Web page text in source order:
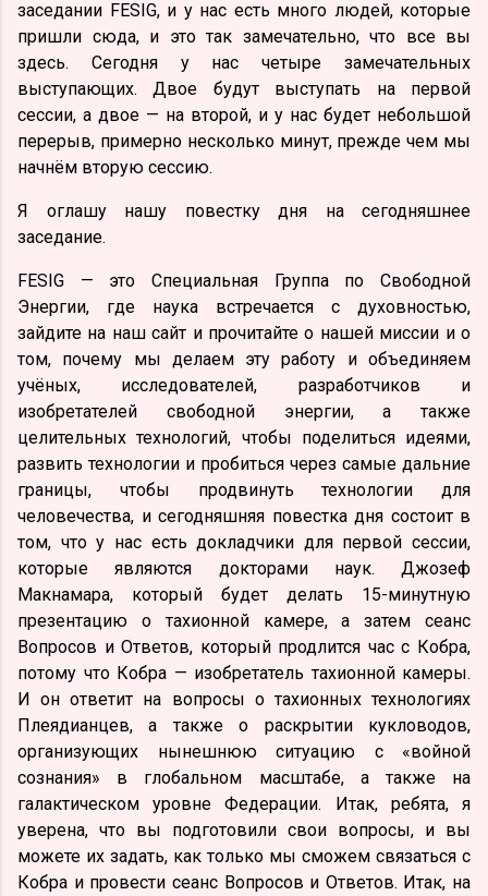
заседании FESIG, и у нас есть много людей, которые
пришли сюда, и это так замечательно, что все вы
здесь. Сегодня у нас четыре замечательных
выступающих. Двое будут выступать на первой
сессии, а двое — на второй, и у нас будет небольшой
перерыв, примерно несколько минут, прежде чем мы
начнём вторую сессию.
Я оглашу нашу повестку дня на сегодняшнее
заседание.
FESIG — это Специальная Группа по Свободной
Энергии, где наука встречается с духовностью,
зайдите на наш сайт и прочитайте о нашей миссии и о
том, почему мы делаем эту работу и объединяем
учёных, исследователей, разработчиков и
изобретателей свободной энергии, а также
целительных технологий, чтобы поделиться идеями,
развить технологии и пробиться через самые дальние
границы, чтобы продвинуть технологии для
человечества, и сегодняшняя повестка дня состоит в
том, что у нас есть докладчики для первой сессии,
которые являются докторами наук. Джозеф
Макнамара, который будет делать 15-минутную
презентацию о тахионной камере, а затем сеанс
Вопросов и Ответов, который продлится час с Кобра,
потому что Кобра — изобретатель тахионной камеры.
И он ответит на вопросы о тахионных технологиях
Плеядианцев, а также о раскрытии кукловодов,
организующих нынешнюю ситуацию с «войной
сознания» в глобальном масштабе, а также на
галактическом уровне Федерации. Итак, ребята, я
уверена, что вы подготовили свои вопросы, и вы
можете их задать, как только мы сможем связаться с
Кобра и провести сеанс Вопросов и Ответов. Итак, на